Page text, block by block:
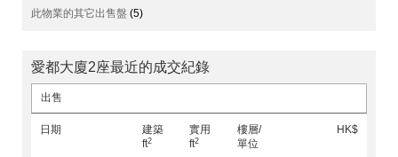
此物業的其它出售盤 (5)
愛都大廈2座最近的成交紀錄
出售
日期
建築
ft2
實用
ft2
樓層/
單位
HK$